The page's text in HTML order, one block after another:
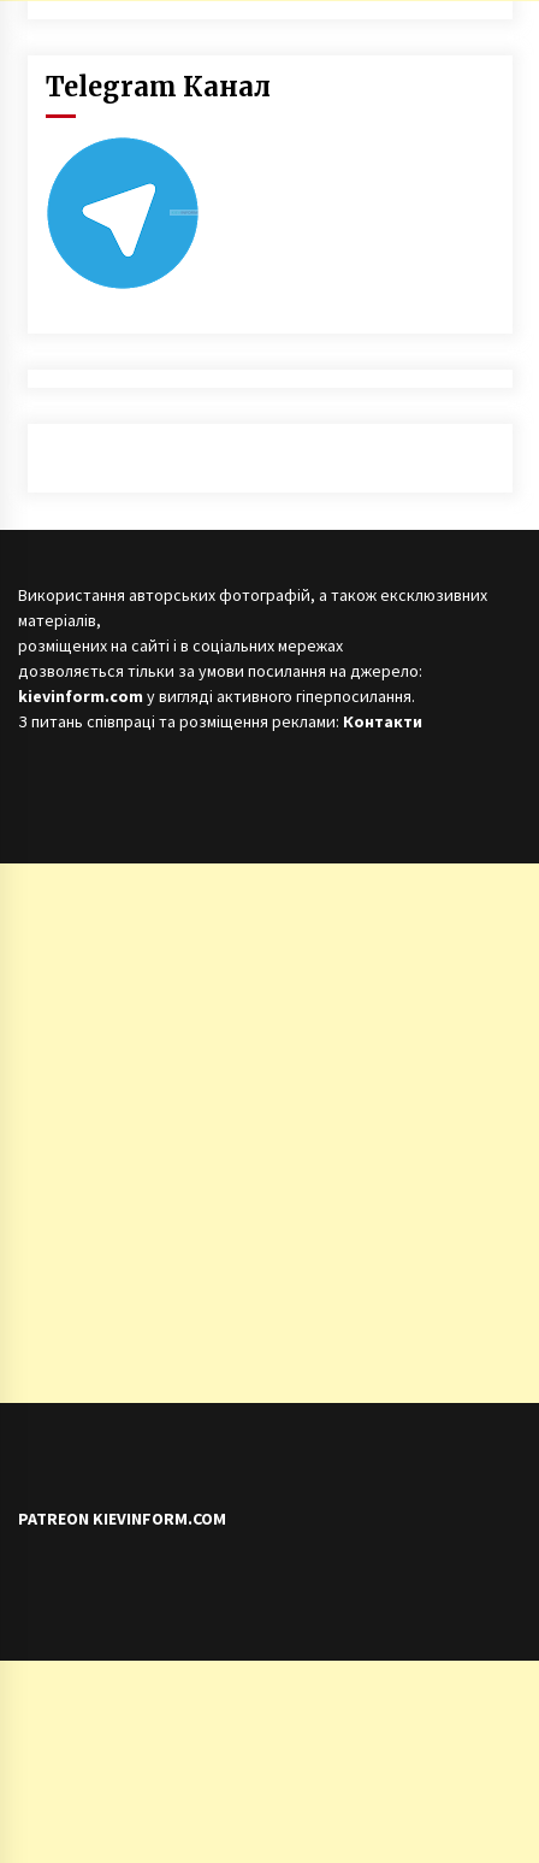
Telegram Канал
Використання авторських фотографій, а також ексклюзивних
матеріалів,
розміщених на сайті і в соціальних мережах
дозволяється тільки за умови посилання на джерело:
kievinform.com у вигляді активного гіперпосилання.
З питань співпраці та розміщення реклами: Контакти
PATREON KIEVINFORM.COM